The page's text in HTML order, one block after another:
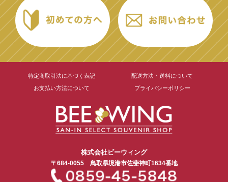
株式会社ビーウィング
〒684-0055 鳥取県境港市佐斐神町1634番地
特定商取引法に基づく表記
配送方法・送料について
お支払い方法について
プライバシーポリシー